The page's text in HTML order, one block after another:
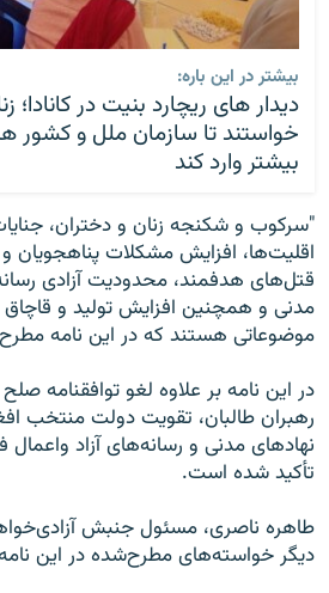
بیشتر در این باره:
دیدار های ریچارد بنیت در کانادا؛
خواستند تا سازمان ملل و کشور
بیشتر وارد کند
"سرکوب و شکنجه زنان و دختران،
اقلیت‌ها، افزایش مشکلات پناهجویان
قتل‌های هدفمند، محدودیت آزادی
مدنی و همچنین افزایش تولید و قاچاق
موضوعاتی هستند که در این نامه
در این نامه بر علاوه لغو توافقنامه
رهبران طالبان، تقویت دولت منتخب
نهادهای مدنی و رسانه‌های آزاد واعمال
تأکید شده است.
طاهره ناصری، مسئول جنبش
دیگر خواسته‌های مطرح‌شده در این